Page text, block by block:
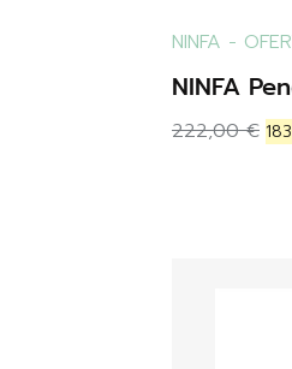
NINFA -
NINFA
222,00€